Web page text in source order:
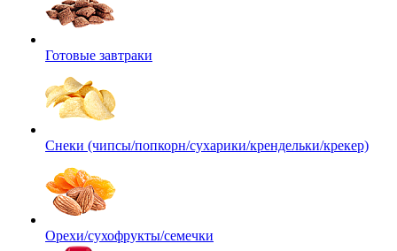
Готовые завтраки
Снеки (чипсы/попкорн/сухарики/крендельки/крекер)
Орехи/сухофрукты/семечки